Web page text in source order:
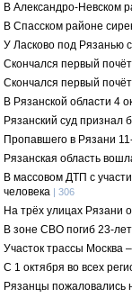
В Александро-Невском
В Спасском районе
У Ласково под Рязанью
Скончался первый
Скончался первый
В Рязанской области 4
Рязанский суд признал
Пропавшего в Рязани
Рязанская область
В массовом ДТП с
человека | 306
На трёх улицах Рязани
В зоне СВО погиб 23-
Участок трассы Москва
С 1 октября во всех
Рязанцы пожаловались